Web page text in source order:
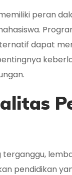
peran
dapat
terganggu,
pendidikan